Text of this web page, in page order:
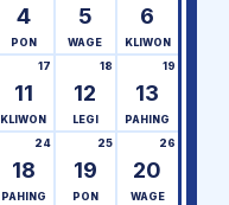
4
PON
5
WAGE
6
KLIWON
11
17
KLIWON
12
18
LEGI
13
19
PAHING
18
24
PAHING
19
25
PON
20
26
WAGE